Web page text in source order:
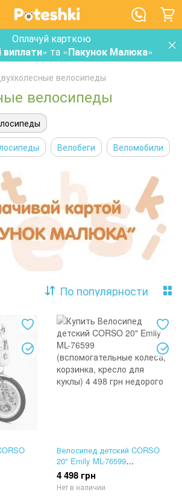
Оплачуй карткою
виплати» та «Пакунок Малюка»
велосипеды
велосипеды
Велобеги Веломобили
По популярности
куклы)
Велосипед детский CORSO
20" Emily ML-76599
(вспомогательные колеса,
корзинка, кресло для куклы)
4 498 грн
Нет в наличии